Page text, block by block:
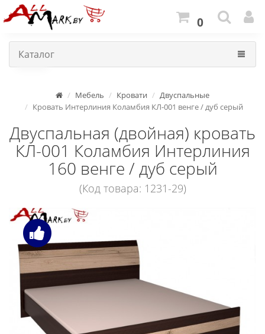
0
Каталог
Мебель Кровати
Двуспальные
Кровать Интерлиния Коламбия КЛ-001 венге / дуб серый
Двуспальная (двойная) кровать
КЛ-001 Коламбия Интерлиния
160 венге / дуб серый
(Код товара: 1231-29)